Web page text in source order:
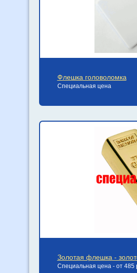
Флешка головоломка
Специальная цена
Золотая флешка -
Специальная цена - от 485